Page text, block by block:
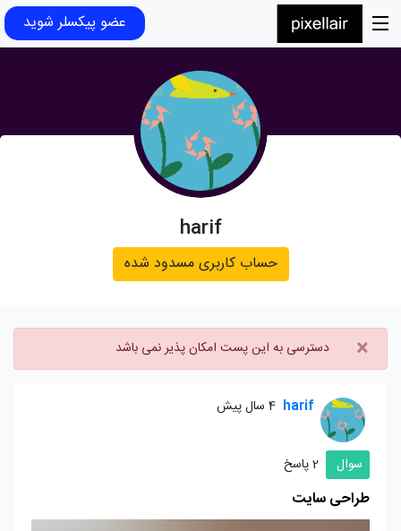
عضو پیکسلر شوید
harif
حساب کاربری مسدود شده
× دسترسی به این پست امکان پذیر نمی باشد
harif 4 سال پیش
سوال 2 پاسخ
طراحی سایت